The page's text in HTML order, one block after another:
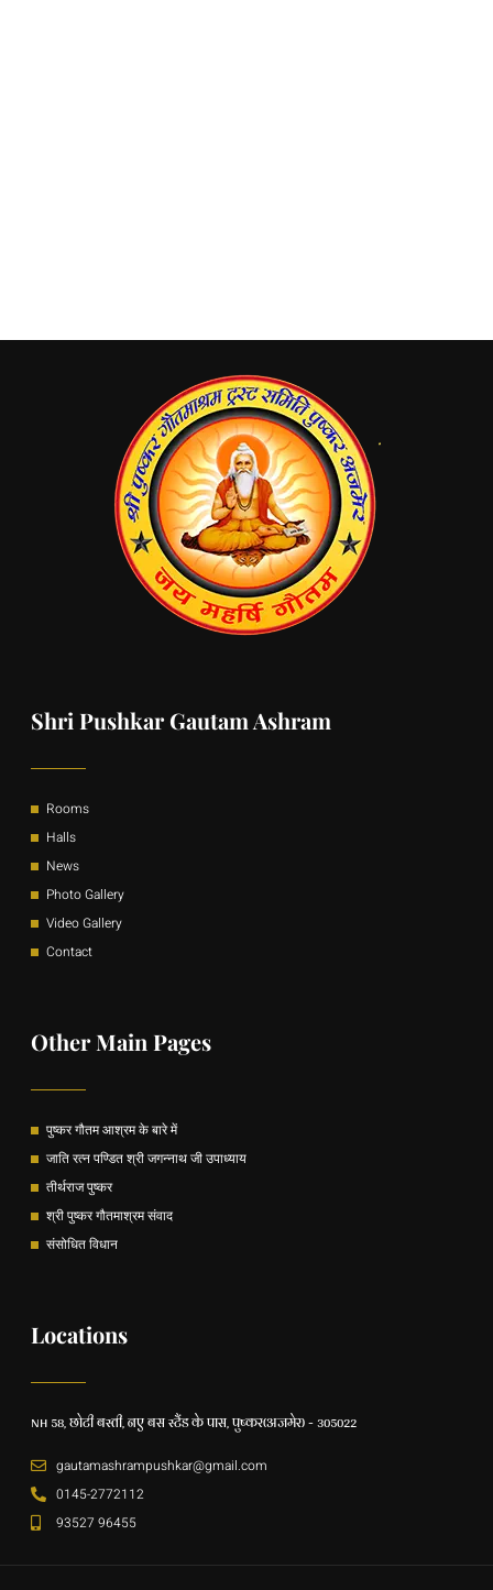
Shri Pushkar Gautam Ashram
Rooms
Halls
News
Photo Gallery
Video Gallery
Contact
Other Main Pages
पुष्कर गौतम आश्रम के बारे में
जाति रत्न पण्डित श्री जगन्नाथ जी उपाध्याय
तीर्थराज पुष्कर
श्री पुष्कर गौतमाश्रम संवाद
संसोधित विधान
Locations
NH 58, छोटी बस्ती, नए बस स्टैंड के पास, पुष्कर(अजमेर) - 305022
gautamashrampushkar@gmail.com
0145-2772112
93527 96455